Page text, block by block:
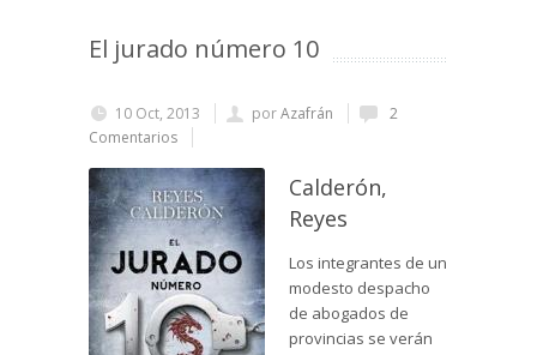
El jurado número 10
10 Oct, 2013 porAzafrán
2
Comentarios
Calderón,
Reyes
Los integrantes de un
modesto despacho
de abogados de
provincias se verán